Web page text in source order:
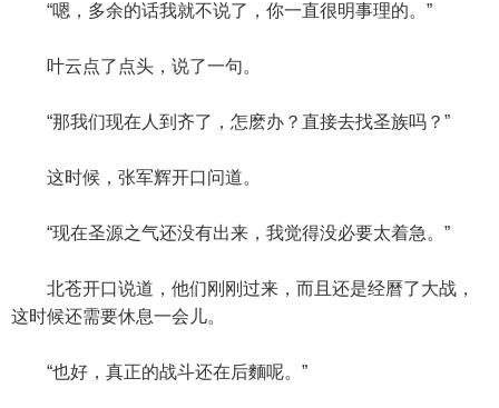
“嗯，多余的话我就不说了，你一直很明事理的。”
叶云点了点头，说了一句。
“那我们现在人到齐了，怎麽办？直接去找圣族吗？”
这时候，张军辉开口问道。
“现在圣源之气还没有出来，我觉得没必要太着急。”
北苍开口说道，他们刚刚过来，而且还是经曆了大战，
这时候还需要休息一会儿。
“也好，真正的战斗还在后麵呢。”